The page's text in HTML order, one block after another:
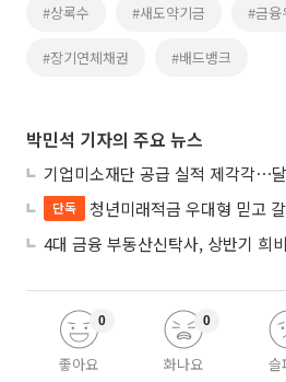
#상록수 #새도약기금 #금융
#장기연체채권 #배드뱅크
박민석 기자의 주요 뉴스
단독
청년미래적금 우대형 믿고 갈아탔는데 ‘혜택 반토
좋아요
0
화나요
0
슬